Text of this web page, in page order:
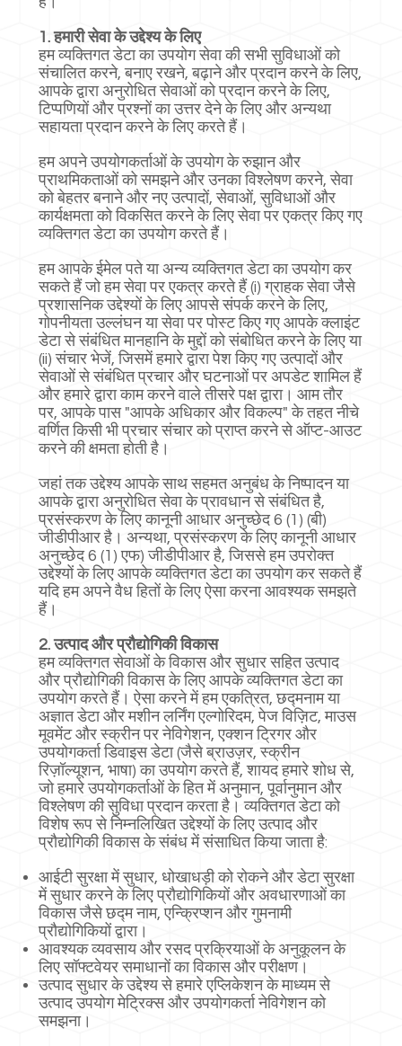
1. हमारी सेवा के उद्देश्य के लिए
हम व्यक्तिगत डेटा का उपयोग सेवा की सभी सुविधाओं को
संचालित करने, बनाए रखने, बढ़ाने और प्रदान करने के लिए,
आपके द्वारा अनुरोधित सेवाओं को प्रदान करने के लिए,
टिप्पणियों और प्रश्नों का उत्तर देने के लिए और अन्यथा
सहायता प्रदान करने के लिए करते हैं।
हम अपने उपयोगकर्ताओं के उपयोग के रुझान और
प्राथमिकताओं को समझने और उनका विश्लेषण करने, सेवा
को बेहतर बनाने और नए उत्पादों, सेवाओं, सुविधाओं और
कार्यक्षमता को विकसित करने के लिए सेवा पर एकत्र किए गए
व्यक्तिगत डेटा का उपयोग करते हैं।
हम आपके ईमेल पते या अन्य व्यक्तिगत डेटा का उपयोग कर
सकते हैं जो हम सेवा पर एकत्र करते हैं (i) ग्राहक सेवा जैसे
प्रशासनिक उद्देश्यों के लिए आपसे संपर्क करने के लिए,
गोपनीयता उल्लंघन या सेवा पर पोस्ट किए गए आपके क्लाइंट
डेटा से संबंधित मानहानि के मुद्दों को संबोधित करने के लिए या
(ii) संचार भेजें, जिसमें हमारे द्वारा पेश किए गए उत्पादों और
सेवाओं से संबंधित प्रचार और घटनाओं पर अपडेट शामिल हैं
और हमारे द्वारा काम करने वाले तीसरे पक्ष द्वारा। आम तौर
पर, आपके पास "आपके अधिकार और विकल्प" के तहत नीचे
वर्णित किसी भी प्रचार संचार को प्राप्त करने से ऑप्ट-आउट
करने की क्षमता होती है।
जहां तक उद्देश्य आपके साथ सहमत अनुबंध के निष्पादन या
आपके द्वारा अनुरोधित सेवा के प्रावधान से संबंधित है,
प्रसंस्करण के लिए कानूनी आधार अनुच्छेद 6 (1) (बी)
जीडीपीआर है। अन्यथा, प्रसंस्करण के लिए कानूनी आधार
अनुच्छेद 6 (1) एफ) जीडीपीआर है, जिससे हम उपरोक्त
उद्देश्यों के लिए आपके व्यक्तिगत डेटा का उपयोग कर सकते हैं
यदि हम अपने वैध हितों के लिए ऐसा करना आवश्यक समझते
हैं।
2. उत्पाद और प्रौद्योगिकी विकास
हम व्यक्तिगत सेवाओं के विकास और सुधार सहित उत्पाद
और प्रौद्योगिकी विकास के लिए आपके व्यक्तिगत डेटा का
उपयोग करते हैं। ऐसा करने में हम एकत्रित, छद्मनाम या
अज्ञात डेटा और मशीन लर्निंग एल्गोरिदम, पेज विज़िट, माउस
मूवमेंट और स्क्रीन पर नेविगेशन, एक्शन ट्रिगर और
उपयोगकर्ता डिवाइस डेटा (जैसे ब्राउज़र, स्क्रीन
रिज़ॉल्यूशन, भाषा) का उपयोग करते हैं, शायद हमारे शोध से,
जो हमारे उपयोगकर्ताओं के हित में अनुमान, पूर्वानुमान और
विश्लेषण की सुविधा प्रदान करता है। व्यक्तिगत डेटा को
विशेष रूप से निम्नलिखित उद्देश्यों के लिए उत्पाद और
प्रौद्योगिकी विकास के संबंध में संसाधित किया जाता है:
आईटी सुरक्षा में सुधार, धोखाधड़ी को रोकने और डेटा सुरक्षा
में सुधार करने के लिए प्रौद्योगिकियों और अवधारणाओं का
विकास जैसे छद्म नाम, एन्क्रिप्शन और गुमनामी
प्रौद्योगिकियों द्वारा।
आवश्यक व्यवसाय और रसद प्रक्रियाओं के अनुकूलन के
लिए सॉफ्टवेयर समाधानों का विकास और परीक्षण।
उत्पाद सुधार के उद्देश्य से हमारे एप्लिकेशन के माध्यम से
उत्पाद उपयोग मेट्रिक्स और उपयोगकर्ता नेविगेशन को
समझना।